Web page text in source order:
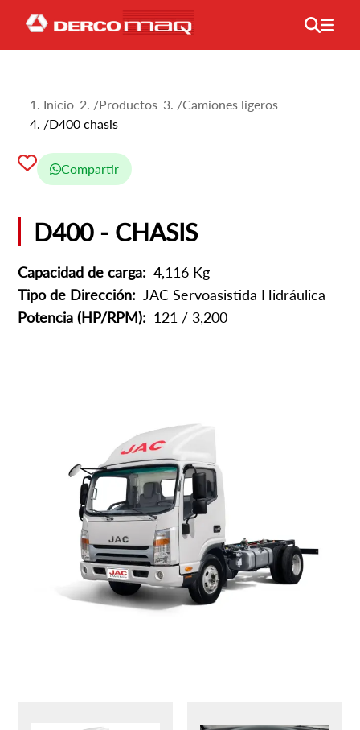
Inicio /Productos /Camiones ligeros
/D400 chasis
Compartir
D400 - CHASIS
Capacidad de carga: 4,116 Kg
Tipo de Dirección: JAC Servoasistida Hidráulica
Potencia (HP/RPM): 121 / 3,200